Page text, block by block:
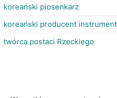
koreański piosenkarz
koreański producent
twórca postaci Rzeckiego